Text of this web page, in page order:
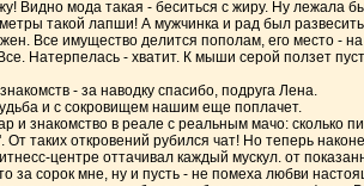
Видно мода такая - беситься с жиру. Ну лежала
такой лапши! А мужчинка и рад был
Все имущество делится пополам, его место -
Натерпелась - хватит. К мыши серой ползет
- за наводку спасибо, подруга Лена.
и с сокровищем нашим еще поплачет.
и знакомство в реале с реальным мачо: сколько
От таких откровений рубился чат! Но теперь
центре оттачивал каждый мускул. от
за сорок мне, ну и пусть - не помеха любви